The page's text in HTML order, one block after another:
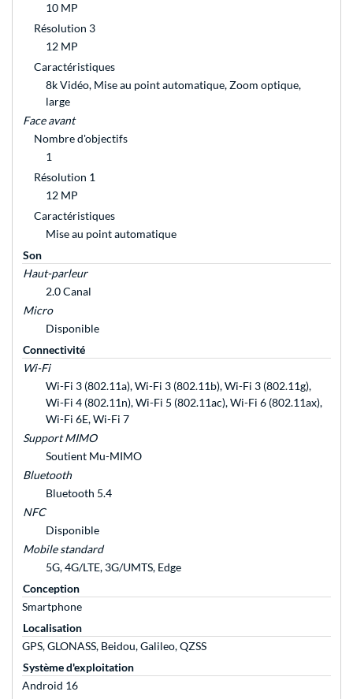
10 MP
Résolution 3
12 MP
Caractéristiques
8k Vidéo, Mise au point automatique, Zoom optique,
large
Face avant
Nombre d'objectifs
1
Résolution 1
12 MP
Caractéristiques
Mise au point automatique
Son
Haut-parleur
2.0 Canal
Micro
Disponible
Connectivité
Wi-Fi
Wi-Fi 3 (802.11a), Wi-Fi 3 (802.11b), Wi-Fi 3 (802.11g),
Wi-Fi 4 (802.11n), Wi-Fi 5 (802.11ac), Wi-Fi 6 (802.11ax),
Wi-Fi 6E, Wi-Fi 7
Support MIMO
Soutient Mu-MIMO
Bluetooth
Bluetooth 5.4
NFC
Disponible
Mobile standard
5G, 4G/LTE, 3G/UMTS, Edge
Conception
Smartphone
Localisation
GPS, GLONASS, Beidou, Galileo, QZSS
Système d'exploitation
Android 16